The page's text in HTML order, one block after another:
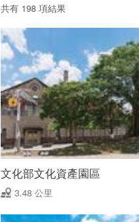
共有 198 項結果
文化部文化資產園區
3.48 公里